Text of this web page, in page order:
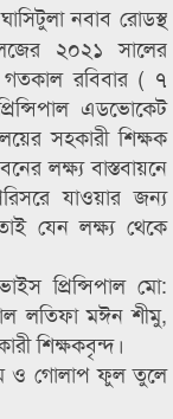
নবাব রোডস্থ
২০২১ সালের
গতকাল রবিবার ( ৭
এডভোকেট
সহকারী শিক্ষক
লক্ষ্য বাস্তবায়নে
যাওয়ার জন্য
যেন লক্ষ্য থেকে
প্রিন্সিপাল মো:
লতিফা মঈন শীমু,
শিক্ষকবৃন্দ।
ও গোলাপ ফুল তুলে